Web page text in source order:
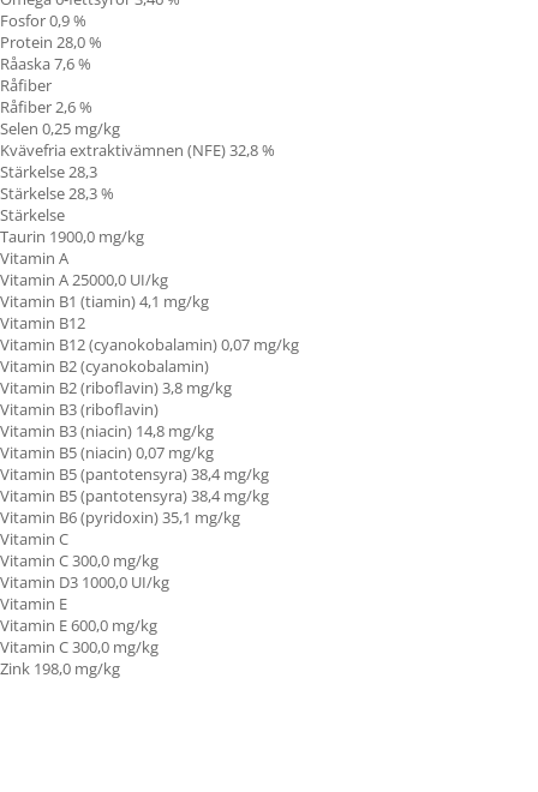
Fosfor 0,9 %
Protein 28,0 %
Råaska 7,6 %
Råfiber
Råfiber 2,6 %
Selen 0,25 mg/kg
Kvävefria extraktivämnen (NFE) 32,8 %
Stärkelse 28,3
Stärkelse 28,3 %
Stärkelse
Taurin 1900,0 mg/kg
Vitamin A
Vitamin A25000,0 UI/kg
Vitamin B1 (tiamin)4,1 mg/kg
Vitamin B12
Vitamin B12 (cyanokobalamin) 0,07 mg/kg
Vitamin B2 (cyanokobalamin)
Vitamin B2 (riboflavin) 3,8 mg/kg
Vitamin B3 (riboflavin)
Vitamin B3 (niacin) 14,8 mg/kg
Vitamin B5 (niacin) 0,07 mg/kg
Vitamin B5 (pantotensyra) 38,4 mg/kg
Vitamin B5 (pantotensyra) 38,4 mg/kg
Vitamin B6 (pyridoxin) 35,1 mg/kg
Vitamin C
Vitamin C300,0 mg/kg
Vitamin D3 1000,0 UI/kg
Vitamin E
Vitamin E600,0 mg/kg
Vitamin C300,0 mg/kg
Zink 198,0 mg/kg